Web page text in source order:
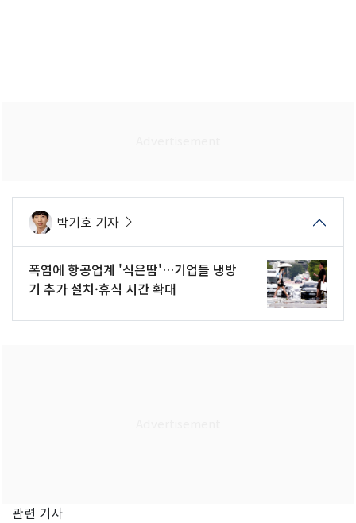
박기호 기자
폭염에 항공업계 '식은땀'…기업들 냉방
기 추가 설치·휴식 시간 확대
관련 기사